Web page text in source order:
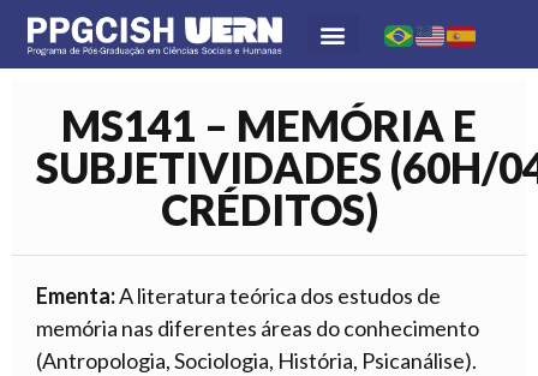
MS141 – MEMÓRIA E
SUBJETIVIDADES (60H/
CRÉDITOS)
Ementa:A literatura teórica dos estudos de
memória nas diferentes áreas do conhecimento
(Antropologia, Sociologia, História, Psicanálise).